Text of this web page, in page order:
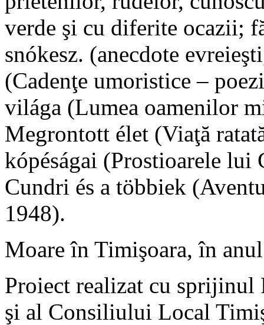
verde şi cu diferite ocazii;
snókesz. (anecdote
(Cadenţe umoristice –
világa (Lumea oamenilor
Megrontott élet (Viaţă
kópéságai (Prostioarele
Cundri és a többiek
1948).
Moare în Timişoara, în
Proiect realizat cu
şi al Consiliului Local